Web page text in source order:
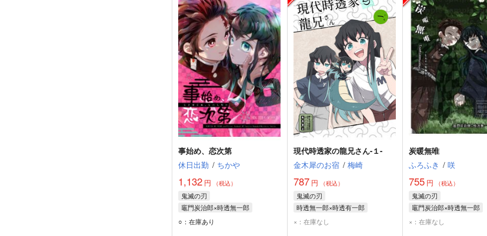
事始め、恋次第
休日出勤 / ちかや
1,132 円 （税込）
鬼滅の刃
竈門炭治郎×時透無一郎
竈門炭治郎
○：在庫あり
現代時透家の龍兄さん-１-
金木犀のお宿 / 梅崎
787円 （税込）
鬼滅の刃
時透無一郎×時透有一郎
時透無一郎
×：在庫なし
炭暖無唯
ふろふき / 咲
755円 （税込）
鬼滅の刃
竈門炭治郎×時透無一郎
竈門炭治郎
×：在庫なし